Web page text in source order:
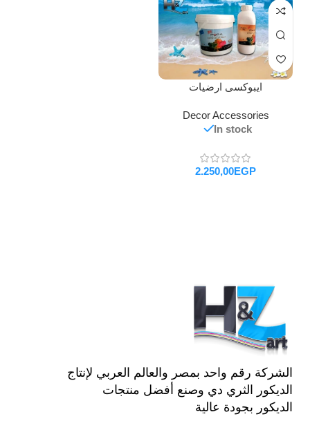
ايبوكسى ارضيات
Decor Accessories
In stock
EGP
الشركة رقم واحد بمصر والعالم العربي لإنتاج
الديكور الثري دي وصنع أفضل منتجات
الديكور بجودة عالية